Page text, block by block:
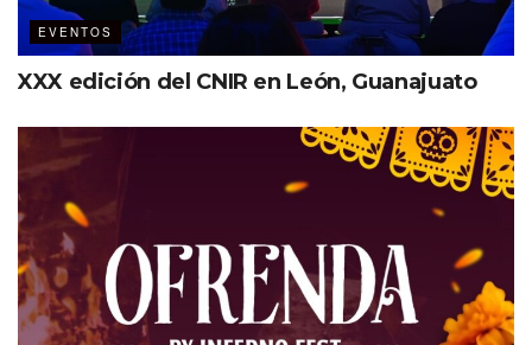
EVENTOS
XXX edición del CNIR en León, Guanajuato